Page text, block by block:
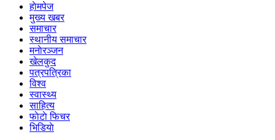
हाेमपेज
मुख्य खबर
समाचार
स्थानीय समाचार
मनाेरञ्जन
खेलकुद
पत्रपत्रिका
विश्व
स्वास्थ्य
साहित्य
फाेटाे फिचर
भिडियाे